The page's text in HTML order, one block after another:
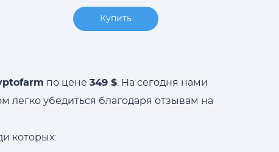
Купить
по цене 349 $ . На сегодня нами
легко убедиться благодаря отзывам на
которых: